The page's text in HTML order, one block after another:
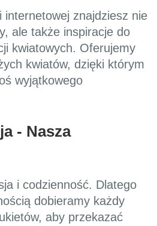
internetowej znajdziesz nie
ale także inspiracje do
kwiatowych. Oferujemy
kwiatów, dzięki którym
wyjątkowego
- Nasza
i codzienność. Dlatego
dobieramy każdy
aby przekazać